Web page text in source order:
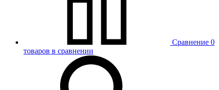
Сравнение 0
товаров в сравнении